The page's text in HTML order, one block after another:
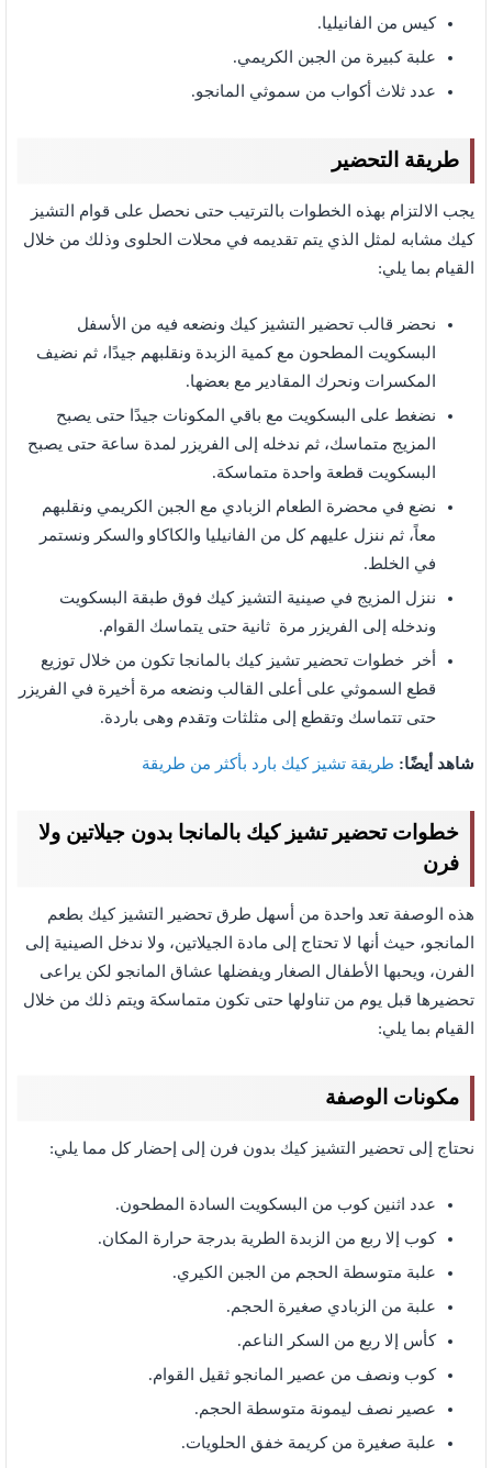
كيس من الفانيليا.
علبة كبيرة من الجبن الكريمي.
عدد ثلاث أكواب من سموثي المانجو.
طريقة التحضير
يجب الالتزام بهذه الخطوات بالترتيب حتى نحصل على قوام التشيز
كيك مشابه لمثل الذي يتم تقديمه في محلات الحلوى وذلك من خلال
القيام بما يلي:
نحضر قالب تحضير التشيز كيك ونضعه فيه من الأسفل
البسكويت المطحون مع كمية الزبدة ونقلبهم جيدًا، ثم نضيف
المكسرات ونحرك المقادير مع بعضها.
نضغط على البسكويت مع باقي المكونات جيدًا حتى يصبح
المزيج متماسك، ثم ندخله إلى الفريزر لمدة ساعة حتى يصبح
البسكويت قطعة واحدة متماسكة.
نضع في محضرة الطعام الزبادي مع الجبن الكريمي ونقلبهم
معاً، ثم ننزل عليهم كل من الفانيليا والكاكاو والسكر ونستمر
في الخلط.
ننزل المزيج في صينية التشيز كيك فوق طبقة البسكويت
وندخله إلى الفريزر مرة ثانية حتى يتماسك القوام.
أخر خطوات تحضير تشيز كيك بالمانجا تكون من خلال توزيع
قطع السموثي على أعلى القالب ونضعه مرة أخيرة في الفريزر
حتى تتماسك وتقطع إلى مثلثات وتقدم وهى باردة.
شاهد أيضًا: طريقة تشيز كيك بارد بأكثر من طريقة
خطوات تحضير تشيز كيك بالمانجا بدون جيلاتين ولا
فرن
هذه الوصفة تعد واحدة من أسهل طرق تحضير التشيز كيك بطعم
المانجو، حيث أنها لا تحتاج إلى مادة الجيلاتين، ولا ندخل الصينية إلى
الفرن، ويحبها الأطفال الصغار ويفضلها عشاق المانجو لكن يراعى
تحضيرها قبل يوم من تناولها حتى تكون متماسكة ويتم ذلك من خلال
القيام بما يلي:
مكونات الوصفة
نحتاج إلى تحضير التشيز كيك بدون فرن إلى إحضار كل مما يلي:
عدد اثنين كوب من البسكويت السادة المطحون.
كوب إلا ربع من الزبدة الطرية بدرجة حرارة المكان.
علبة متوسطة الحجم من الجبن الكيري.
علبة من الزبادي صغيرة الحجم.
كأس إلا ربع من السكر الناعم.
كوب ونصف من عصير المانجو ثقيل القوام.
عصير نصف ليمونة متوسطة الحجم.
علبة صغيرة من كريمة خفق الحلويات.